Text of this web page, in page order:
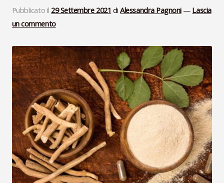
VideoLezioni
Carte Oli Essenziali
Pubblicato il 29 Settembre 2021 diAlessandra Pagnoni — Lascia
un commento